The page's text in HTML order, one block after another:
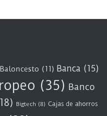
Baloncesto (11) Banca (15)
(35) Banco
Bigtech (8) Cajas de ahorros